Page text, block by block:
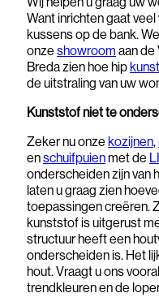
Want inrichten gaat
kussens op de bank.
onze showroom aan de
Breda zien hoe hip
de uitstraling van uw
Kunststof niet te
Zeker nu onze kozijnen,
enschuifpuienmet de
onderscheiden zijn van
laten u graag zien
toepassingen creëren.
kunststof is uitgerust
structuur heeft een
onderscheiden is. Het
hout. Vraagt u ons
trendkleuren en de